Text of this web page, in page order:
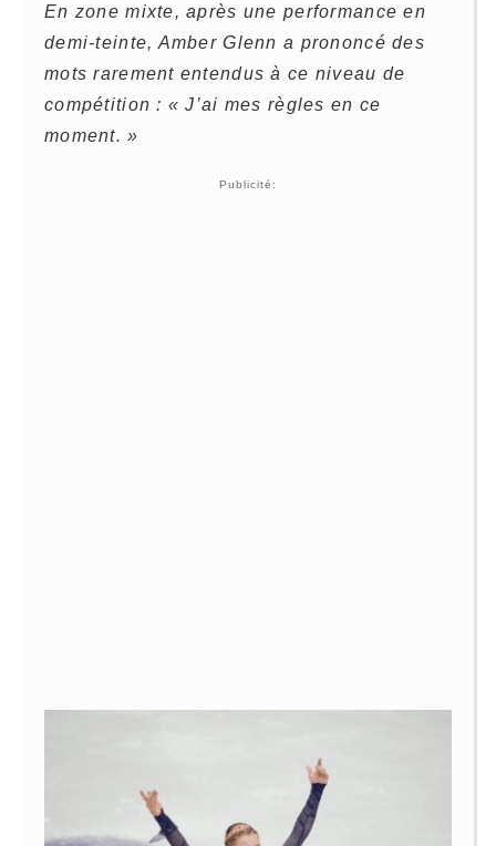
En zone mixte, après une performance en
demi-teinte, Amber Glenn a prononcé des
mots rarement entendus à ce niveau de
compétition : « J’ai mes règles en ce
moment. »
Publicité: